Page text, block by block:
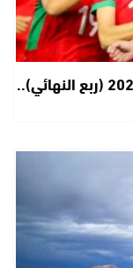
كأس أمم إفريقيا للسيدات – المغرب 2026 (ربع النهائي)..